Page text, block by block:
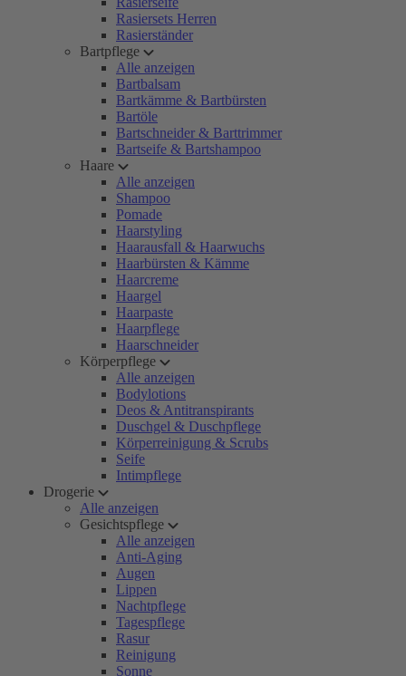
Rasiersets Herren
Rasierständer
Bartpflege
Alle anzeigen
Bartbalsam
Bartkämme & Bartbürsten
Bartöle
Bartschneider & Barttrimmer
Bartseife & Bartshampoo
Haare
Alle anzeigen
Shampoo
Pomade
Haarstyling
Haarausfall & Haarwuchs
Haarbürsten & Kämme
Haarcreme
Haargel
Haarpaste
Haarpflege
Haarschneider
Körperpflege
Alle anzeigen
Bodylotions
Deos & Antitranspirants
Duschgel & Duschpflege
Körperreinigung & Scrubs
Seife
Intimpflege
Drogerie
Alle anzeigen
Gesichtspflege
Alle anzeigen
Anti-Aging
Augen
Lippen
Nachtpflege
Tagespflege
Rasur
Reinigung
Sonne